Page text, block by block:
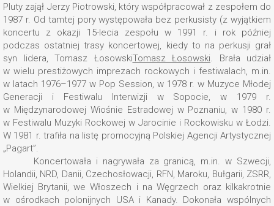
Pluty zajął Jerzy Piotrowski, który współpracował z zespołem do
1987 r. Od tamtej pory występowała bez perkusisty (z wyjątkiem
koncertu z okazji 15-lecia zespołu w 1991 r. i rok później
podczas ostatniej trasy koncertowej, kiedy to na perkusji grał
syn lidera, Tomasz ŁosowskiTomasz Łosowski. Brała udział
w wielu prestiżowych imprezach rockowych i festiwalach, m.in.
w latach 1976–1977 w Pop Session, w 1978 r. w Muzyce Młodej
Generacji i Festiwalu Interwizji w Sopocie, w 1979 r.
w Międzynarodowej Wiośnie Estradowej w Poznaniu, w 1980 r.
w Festiwalu Muzyki Rockowej w Jarocinie i Rockowisku w Łodzi.
W 1981 r. trafiła na listę promocyjną Polskiej Agencji Artystycznej
„Pagart”.
Koncertowała i nagrywała za granicą, m.in. w Szwecji,
Holandii, NRD, Danii, Czechosłowacji, RFN, Maroku, Bułgarii, ZSRR,
Wielkiej Brytanii, we Włoszech i na Węgrzech oraz kilkakrotnie
w ośrodkach polonijnych USA i Kanady. Dokonała wspólnych